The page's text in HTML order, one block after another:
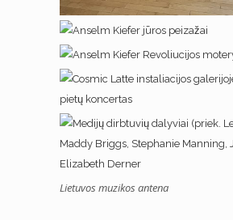
Lietuvos muzikos antena